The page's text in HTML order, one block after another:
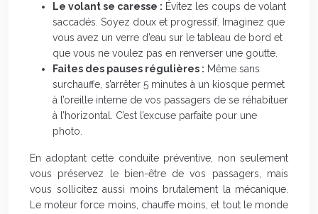
Le volant se caresse : Évitez les coups de volant
saccadés. Soyez doux et progressif. Imaginez que
vous avez un verre d’eau sur le tableau de bord et
que vous ne voulez pas en renverser une goutte.
Faites des pauses régulières : Même sans
surchauffe, s’arrêter 5 minutes à un kiosque permet
à l’oreille interne de vos passagers de se réhabituer
à l’horizontal. C’est l’excuse parfaite pour une
photo.
En adoptant cette conduite préventive, non seulement
vous préservez le bien-être de vos passagers, mais
vous sollicitez aussi moins brutalement la mécanique.
Le moteur force moins, chauffe moins, et tout le monde